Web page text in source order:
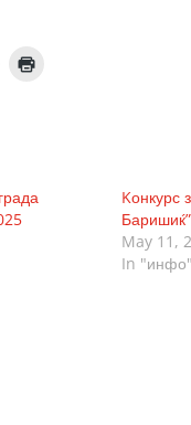
Kонкурс
Баришиќ”
May 11,
In "инфо"